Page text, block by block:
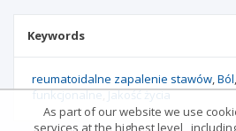
Keywords
reumatoidalne zapalenie stawów Ból
funkcjonalne Jakość życia
As part of our website we use
services at the highest level ,